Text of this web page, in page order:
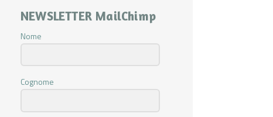
NEWSLETTER MailChimp
Nome
Cognome